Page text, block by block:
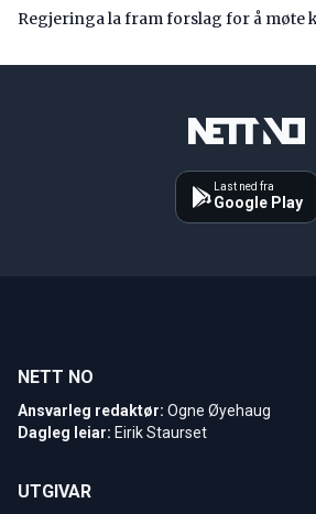
Regjeringa la fram forslag for å
Last ned fra
Google Play
NETT NO
Ansvarleg redaktør: Ogne Øyehaug
Dagleg leiar: Eirik Staurset
UTGIVAR